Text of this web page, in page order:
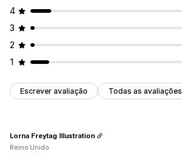
4
3
2
1
Escrever avaliação Todas as avaliações
Lorna Freytag Illustration
Reino Unido